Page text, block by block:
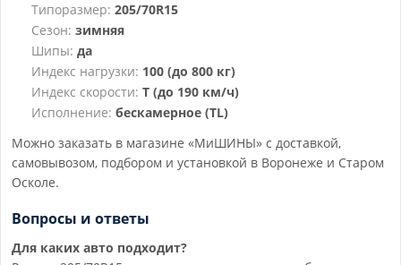
Типоразмер: 205/70R15
Сезон: зимняя
Шипы: да
Индекс нагрузки: 100 (до 800 кг)
Индекс скорости: T (до 190 км/ч)
Исполнение: бескамерное (TL)
Можно заказать в магазине «МиШИНЫ» с доставкой,
самовывозом, подбором и установкой в Воронеже и Старом
Осколе.
Вопросы и ответы
Для каких авто подходит?